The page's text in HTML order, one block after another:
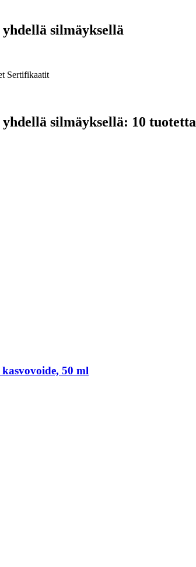
silmäyksellä
Sertifikaatit
silmäyksellä: 10 tuotetta
50 ml